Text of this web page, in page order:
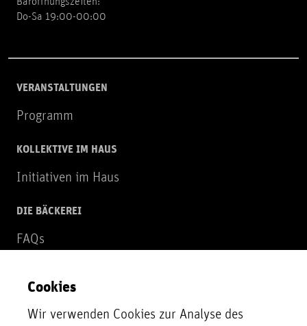
Baröffnungszeiten:
Do-Sa 19:00-00:00
VERANSTALTUNGEN
Programm
KOLLEKTIVE IM HAUS
Initiativen im Haus
DIE BÄCKEREI
FAQs
NEWSLETTER
Zur Newsletter Anmeldung
Cookies
Wir verwenden Cookies zur Analyse des